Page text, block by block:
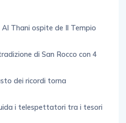
Al Thani ospite de Il Tempio
di San Rocco con 4
dei ricordi torna
i telespettatori tra i tesori